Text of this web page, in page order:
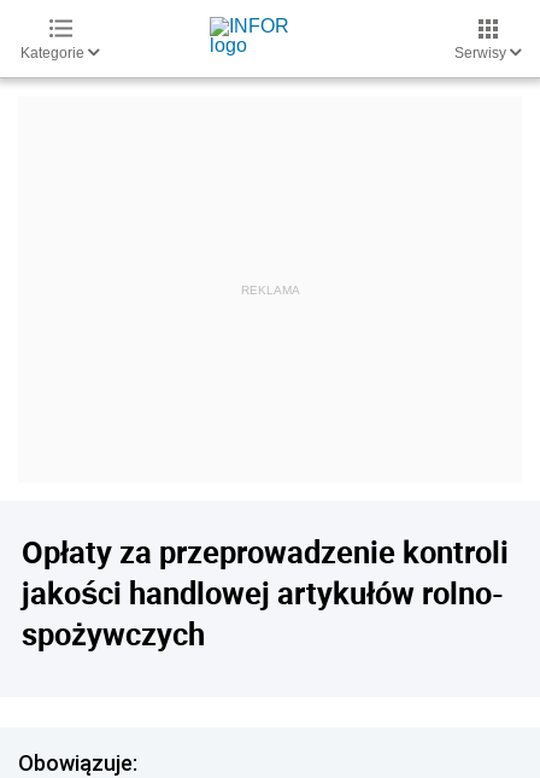
Kategorie Serwisy
Opłaty za przeprowadzenie kontroli
jakości handlowej artykułów rolno-
spożywczych
Obowiązuje: